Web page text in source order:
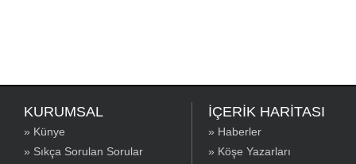
KURUMSAL
» Künye
» Sıkça Sorulan Sorular
İÇERİK HARİTASI
» Haberler
» Köşe Yazarları